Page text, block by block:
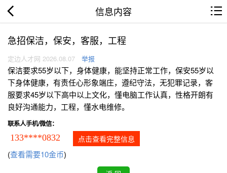
信息内容
急招保洁，保安，客服，工程
定边人才网 2026.08.07 举报
保洁要求55岁以下，身体健康，能坚持正常工作，保安55岁以
下身体健康，有责任心形象端庄，遵纪守法，无犯罪记录，客
服要求45岁以下高中以上文化，懂电脑工作认真，性格开朗有
良好沟通能力，工程，懂水电维修。
联系人手机/微信：
133****0832 点击查看完整信息
(查看需要10金币)